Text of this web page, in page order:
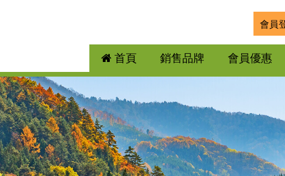
會員
首頁 銷售品牌 會員優惠